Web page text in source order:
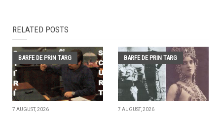
RELATED POSTS
BARFE DE PRIN TARG
7 AUGUST, 2026
BARFE DE PRIN TARG
7 AUGUST, 2026